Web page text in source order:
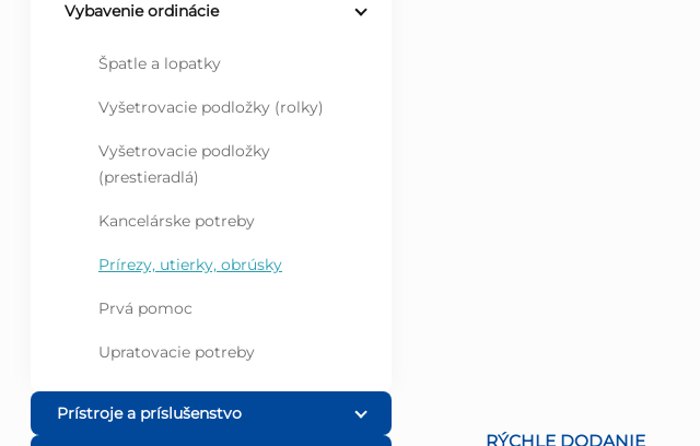
Vybavenie ordinácie
Špatle a lopatky
Vyšetrovacie podložky (rolky)
Vyšetrovacie podložky
(prestieradlá)
Kancelárske potreby
Prírezy, utierky, obrúsky
Prvá pomoc
Upratovacie potreby
Prístroje a príslušenstvo
RÝCHLE DODANIE